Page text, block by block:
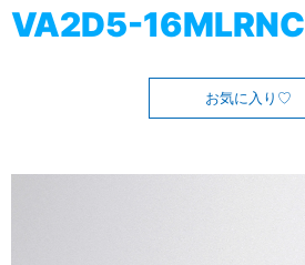
VA2D5-16MLRNC
お気に入り